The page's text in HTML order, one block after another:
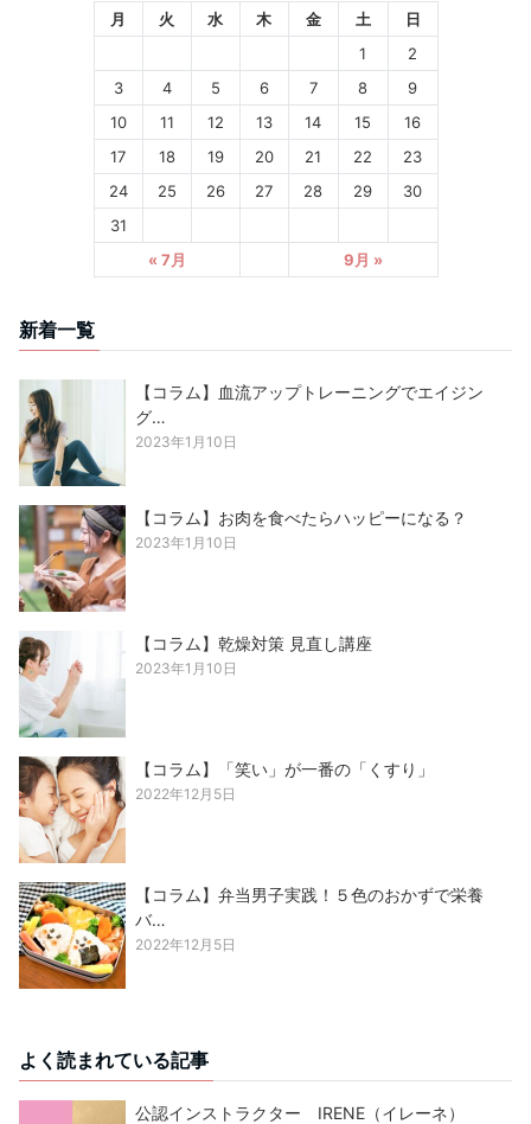
月 火 水 木 金 土
日
1
2
3
4 5 6 7 8
9
10
11 12 13 14 15
16
17
18 19 20 21 22
23
24
25 26 27 28 29
30
31
« 7月
9月 »
新着一覧
【コラム】血流アップトレーニングでエイジン
グ…
2023年1月10日
【コラム】お肉を食べたらハッピーになる？
2023年1月10日
【コラム】乾燥対策 見直し講座
2023年1月10日
【コラム】「笑い」が一番の「くすり」
2022年12月5日
【コラム】弁当男子実践！５色のおかずで栄養
バ…
2022年12月5日
よく読まれている記事
公認インストラクター IRENE（イレーネ）